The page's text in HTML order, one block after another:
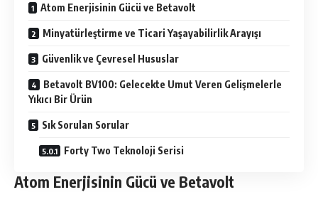
Atom Enerjisinin Gücü ve Betavolt
Minyatürleştirme ve Ticari Yaşayabilirlik Arayışı
Güvenlik ve Çevresel Hususlar
Betavolt BV100: Gelecekte Umut Veren Gelişmelerle
Yıkıcı Bir Ürün
Sık Sorulan Sorular
Forty Two Teknoloji Serisi
Atom Enerjisinin Gücü ve Betavolt